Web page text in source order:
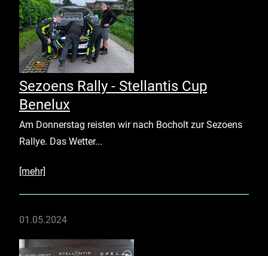
Sezoens Rally - Stellantis Cup
Benelux
Am Donnerstag reisten wir nach Bocholt zur Sezoens
Rallye. Das Wetter...
[mehr]
01.05.2024